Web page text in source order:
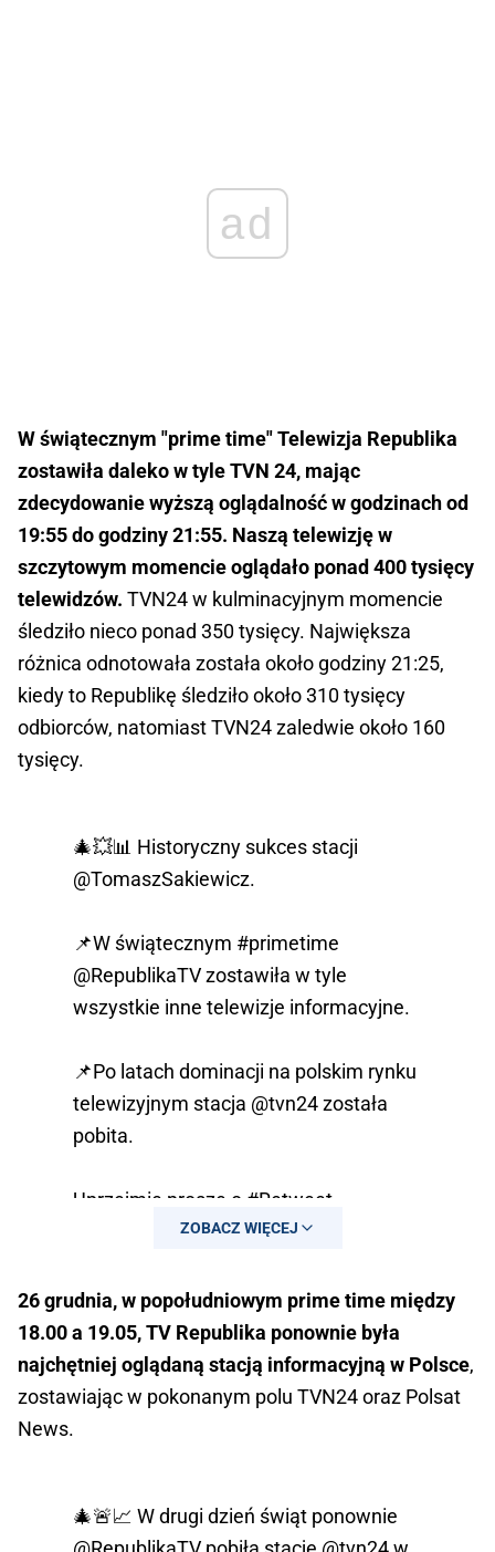
ad
W świątecznym "prime time" Telewizja Republika
zostawiła daleko w tyle TVN 24, mając
zdecydowanie wyższą oglądalność w godzinach od
19:55 do godziny 21:55. Naszą telewizję w
szczytowym momencie oglądało ponad 400 tysięcy
telewidzów. TVN24 w kulminacyjnym momencie
śledziło nieco ponad 350 tysięcy. Największa
różnica odnotowała została około godziny 21:25,
kiedy to Republikę śledziło około 310 tysięcy
odbiorców, natomiast TVN24 zaledwie około 160
tysięcy.
🎄💥📊 Historyczny sukces stacji
@TomaszSakiewicz.
📌W świątecznym #primetime
@RepublikaTVzostawiła w tyle
wszystkie inne telewizje informacyjne.
📌Po latach dominacji na polskim rynku
telewizyjnym stacja @tvn24została
pobita.
Uprzejmie proszę o #Retweet
ZOBACZ WIĘCEJ
26 grudnia, w popołudniowym prime time między
18.00 a 19.05, TV Republika ponownie była
najchętniej oglądaną stacją informacyjną w Polsce,
zostawiając w pokonanym polu TVN24 oraz Polsat
News.
🎄🚨📈 W drugi dzień świąt ponownie